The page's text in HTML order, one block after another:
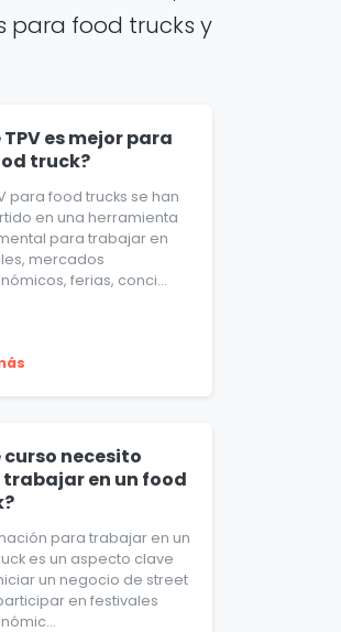
para food trucks y
TPV es mejor para
truck?
para food trucks se han
en una herramienta
para trabajar en
mercados
ferias, conci...
curso necesito
en un food
para trabajar en un
es un aspecto clave
un negocio de street
en festivales